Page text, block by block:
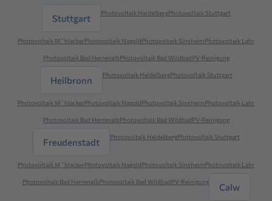
Stuttgart Photovoltaik HeidelbergPhotovoltaik Stuttgart
Photovoltaik M˜hlackerPhotovoltaik NagoldPhotovoltaik SinsheimPhotovoltaik Lahr
Photovoltaik Bad HerrenalbPhotovoltaik Bad WildbadPV-Reinigung
Heilbronn Photovoltaik HeidelbergPhotovoltaik Stuttgart
Photovoltaik M˜hlackerPhotovoltaik NagoldPhotovoltaik SinsheimPhotovoltaik Lahr
Photovoltaik Bad HerrenalbPhotovoltaik Bad WildbadPV-Reinigung
Freudenstadt Photovoltaik HeidelbergPhotovoltaik Stuttgart
Photovoltaik M˜hlackerPhotovoltaik NagoldPhotovoltaik SinsheimPhotovoltaik Lahr
Photovoltaik Bad HerrenalbPhotovoltaik Bad WildbadPV-Reinigung Calw